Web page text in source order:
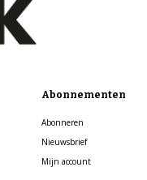
Abonnementen
Abonneren
Nieuwsbrief
Mijn account